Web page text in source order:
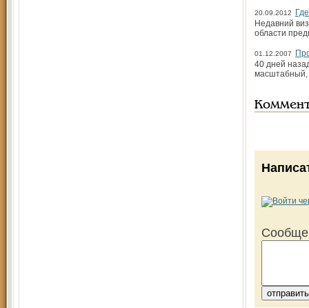
20.09.2012
Недавний
области
01.12.2007
40 дней
масштабный,